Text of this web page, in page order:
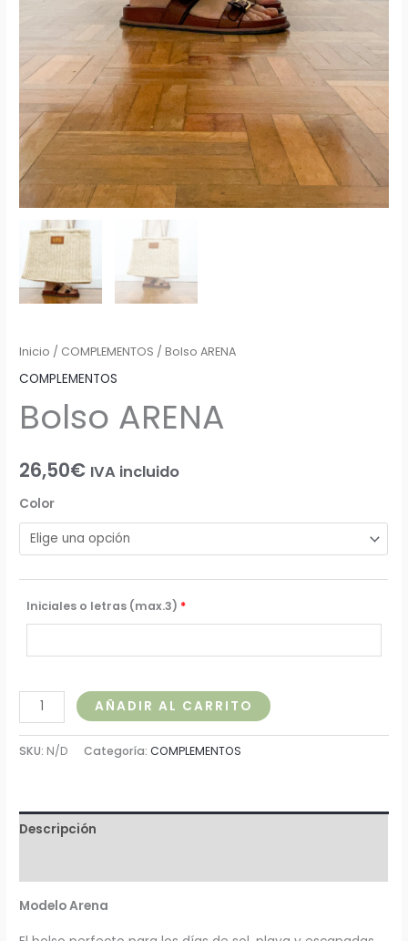
Inicio / COMPLEMENTOS / Bolso ARENA
COMPLEMENTOS
Bolso ARENA
26,50€ IVA incluido
Color
Iniciales o letras (max.3) *
AÑADIR AL CARRITO
SKU: N/D Categoría:COMPLEMENTOS
Descripción
Modelo Arena